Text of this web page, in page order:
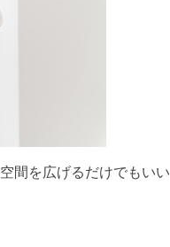
間を広げるだけでもいい